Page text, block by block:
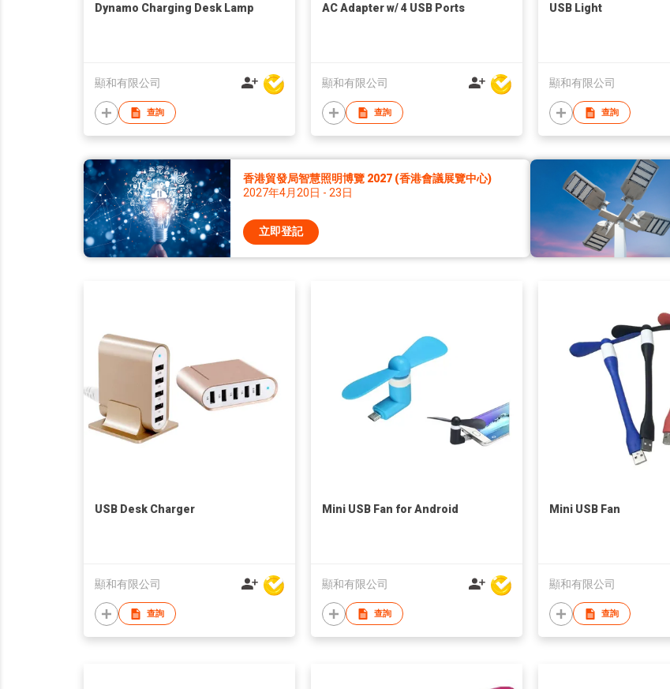
Dynamo Charging Desk Lamp
顯和有限公司
查詢
AC Adapter w/ 4 USB Ports
顯和有限公司
查詢
USB Light
顯和有限公司
查詢
香港貿發局智慧照明博覽 2027 (香港會議展覽中心)
2027年4月20日 - 23日
立即登記
USB Desk Charger
顯和有限公司
查詢
Mini USB Fan for Android
顯和有限公司
查詢
Mini USB Fan
顯和有限公司
查詢